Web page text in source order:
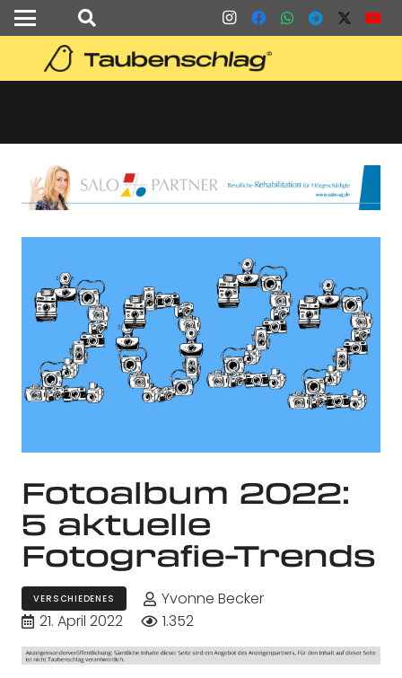
Fotoalbum 2022:
5 aktuelle
Fotografie-Trends
VERSCHIEDENES
Yvonne Becker
21. April 2022
1.352